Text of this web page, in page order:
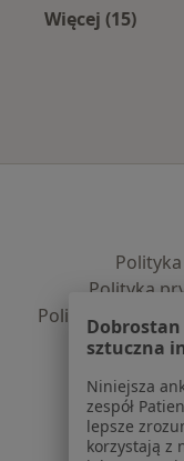
Więcej (15)
Polityka
Polityka
dane
Jak
sztuczna
Niniejsza
zespół
lepsze
korzystają z